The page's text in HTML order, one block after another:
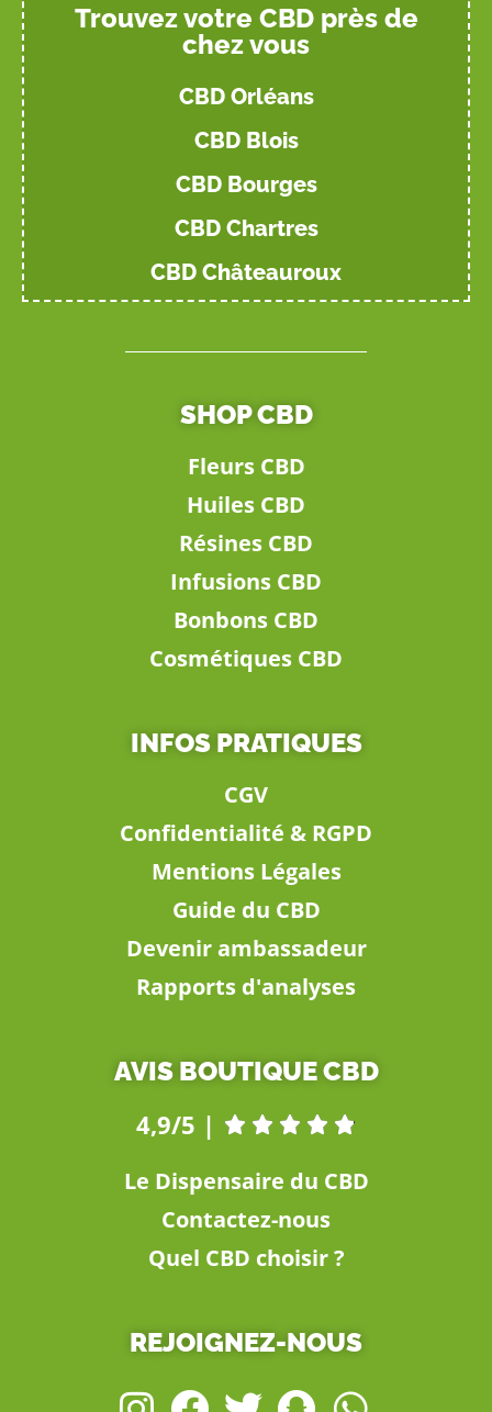
Trouvez votre CBD près de
chez vous
CBD Orléans
CBD Blois
CBD Bourges
CBD Chartres
CBD Châteauroux
SHOP CBD
Fleurs CBD
Huiles CBD
Résines CBD
Infusions CBD
Bonbons CBD
Cosmétiques CBD
INFOS PRATIQUES
CGV
Confidentialité & RGPD
Mentions Légales
Guide du CBD
Devenir ambassadeur
Rapports d'analyses
AVIS BOUTIQUE CBD
4,9/5 |     
Le Dispensaire du CBD
Contactez-nous
Quel CBD choisir ?
REJOIGNEZ-NOUS